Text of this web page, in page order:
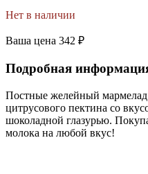
Нет в наличии
Ваша цена 342 ₽
Подробная
Постные желейный
цитрусового пектина со
шоколадной глазурью.
молока на любой вкус!